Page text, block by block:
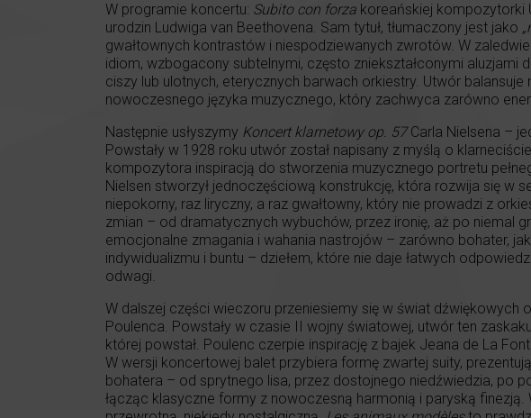
W programie koncertu: Subito con forza koreańskiej kompozytorki
urodzin Ludwiga van Beethovena. Sam tytuł, tłumaczony jest jako
gwałtownych kontrastów i niespodziewanych zwrotów. W
idiom, wzbogacony subtelnymi, często zniekształconymi
ciszy lub ulotnych, eterycznych barwach orkiestry. Utwór
nowoczesnego języka muzycznego, który zachwyca zarówno
Następnie usłyszymy Koncert klarnetowy op. 57Carla Nielsena –
Powstały w 1928 roku utwór został napisany z myślą o
kompozytora inspiracją do stworzenia muzycznego portretu
Nielsen stworzył jednoczęściową konstrukcję, która rozwija się w
niepokorny, raz liryczny, a raz gwałtowny, który nie prowadzi z
zmian – od dramatycznych wybuchów, przez ironię, aż po niemal
emocjonalne zmagania i wahania nastrojów – zarówno bohater,
indywidualizmu i buntu – dziełem, które nie daje łatwych
odwagi.
W dalszej części wieczoru przeniesiemy się w świat dźwiękowych
Poulenca. Powstały w czasie II wojny światowej, utwór ten
której powstał. Poulenc czerpie inspirację z bajek Jeana de La
W wersji koncertowej balet przybiera formę zwartej suity,
bohatera – od sprytnego lisa, przez dostojnego niedźwiedzia, po
łącząc klasyczne formy z nowoczesną harmonią i paryską